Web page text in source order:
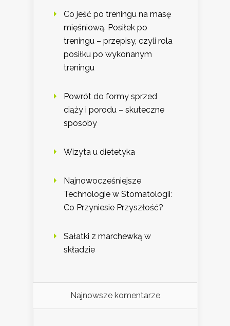
Co jeść po treningu na masę
mięśniową. Posiłek po
treningu – przepisy, czyli rola
posiłku po wykonanym
treningu
Powrót do formy sprzed
ciąży i porodu – skuteczne
sposoby
Wizyta u dietetyka
Najnowocześniejsze
Technologie w Stomatologii:
Co Przyniesie Przyszłość?
Sałatki z marchewką w
składzie
Najnowsze komentarze